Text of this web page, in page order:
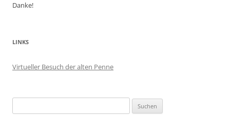
Danke!
LINKS
Virtueller Besuch der alten Penne